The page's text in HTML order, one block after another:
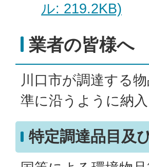
ル: 219.2KB)
業者の皆様へ
川口市が調達する
準に沿うように納
特定調達品目及